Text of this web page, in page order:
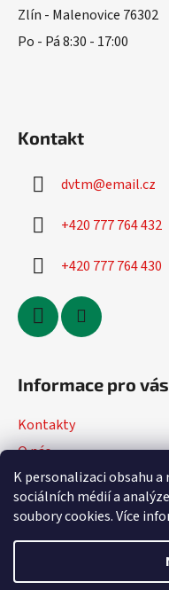
K personalizaci obsahu
sociálních médií a
soubory cookies. Více
Zlín - Malenovice 76302
Po - Pá 8:30 - 17:00
Kontakt
dvtm@email.cz
+420 777 764 432
+420 777 764 430
Informace pro vás
Kontakty
O nás
Jak nakupovat
Obchodní podmínky